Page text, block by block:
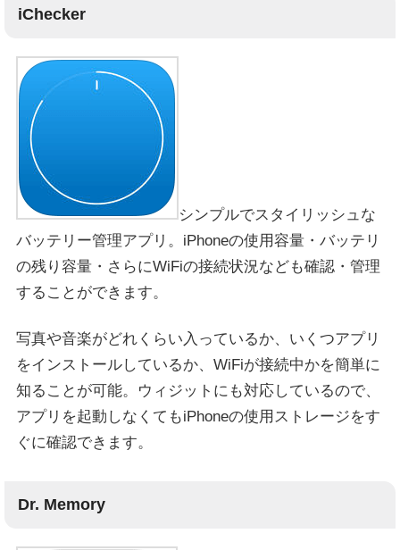
iChecker
シンプルでスタイリッシュな
バッテリー管理アプリ。iPhoneの使用容量・バッテリ
の残り容量・さらにWiFiの接続状況なども確認・管理
することができます。
写真や音楽がどれくらい入っているか、いくつアプリ
をインストールしているか、WiFiが接続中かを簡単に
知ることが可能。ウィジットにも対応しているので、
アプリを起動しなくてもiPhoneの使用ストレージをす
ぐに確認できます。
Dr. Memory